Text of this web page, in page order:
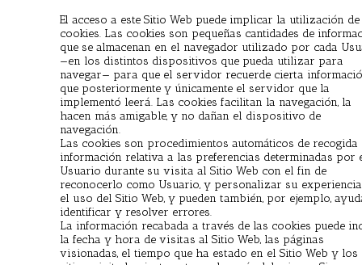
El acceso a este Sitio Web puede implicar la utilización de
cookies. Las cookies son pequeñas cantidades de
que se almacenan en el navegador utilizado por cada
—en los distintos dispositivos que pueda utilizar para
navegar— para que el servidor recuerde cierta
que posteriormente y únicamente el servidor que la
implementó leerá. Las cookies facilitan la navegación, la
hacen más amigable, y no dañan el dispositivo de
navegación.
Las cookies son procedimientos automáticos de recogida
información relativa a las preferencias determinadas por
Usuario durante su visita al Sitio Web con el fin de
reconocerlo como Usuario, y personalizar su
el uso del Sitio Web, y pueden también, por ejemplo,
identificar y resolver errores.
La información recabada a través de las cookies puede
la fecha y hora de visitas al Sitio Web, las páginas
visionadas, el tiempo que ha estado en el Sitio Web y los